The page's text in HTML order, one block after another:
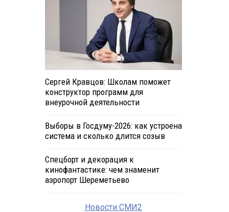
Сергей Кравцов: Школам поможет
конструктор программ для
внеурочной деятельности
Выборы в Госдуму-2026: как устроена
система и сколько длится созыв
Спецборт и декорация к
кинофантастике: чем знаменит
аэропорт Шереметьево
Новости СМИ2